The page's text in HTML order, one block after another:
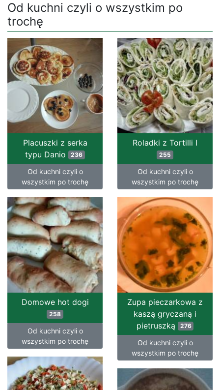
Od kuchni czyli o wszystkim po
trochę
Placuszki z serka
typu Danio 236
Od kuchni czyli o
wszystkim po trochę
Roladki z Tortilli I
255
Od kuchni czyli o
wszystkim po trochę
Domowe hot dogi
258
Od kuchni czyli o
wszystkim po trochę
Zupa pieczarkowa z
kaszą gryczaną i
pietruszką
276
Od kuchni czyli o
wszystkim po trochę